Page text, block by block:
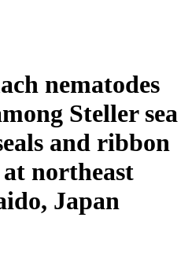
nematodes
Steller sea
and ribbon
at northeast
Japan